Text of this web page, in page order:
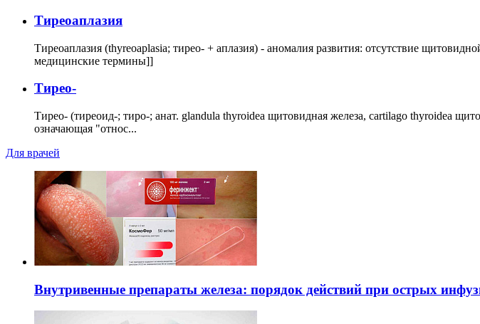
Тиреоаплазия
Тиреоаплазия (thyreoaplasia; тирео- + аплазия) - аномалия развития: отсутствие
медицинские термины]]
Тирео-
Тирео- (тиреоид-; тиро-; анат. glandula thyroidea щитовидная железа, cartilago thyroidea
означающая "относ...
Для врачей
Внутривенные препараты железа: порядок действий при острых